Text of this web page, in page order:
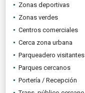
Zonas deportivas
Zonas verdes
Centros comerciales
Cerca zona urbana
Parqueadero visitantes
Parques cercanos
Portería / Recepción